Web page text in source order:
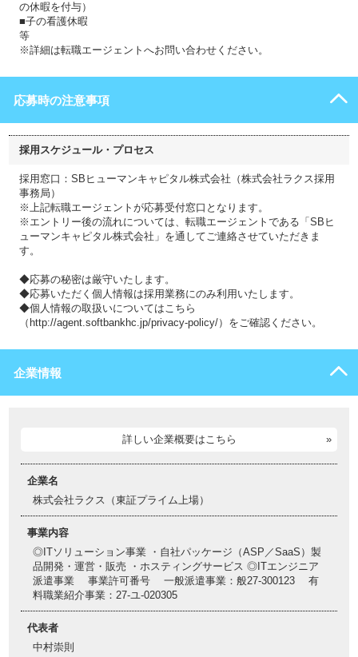
の休暇を付与）
■子の看護休暇
等
※詳細は転職エージェントへお問い合わせください。
応募時の注意事項
採用スケジュール・プロセス
採用窓口：SBヒューマンキャピタル株式会社（株式会社ラクス採用
事務局）
※上記転職エージェントが応募受付窓口となります。
※エントリー後の流れについては、転職エージェントである「SBヒ
ューマンキャピタル株式会社」を通してご連絡させていただきま
す。
◆応募の秘密は厳守いたします。
◆応募いただく個人情報は採用業務にのみ利用いたします。
◆個人情報の取扱いについてはこちら
（http://agent.softbankhc.jp/privacy-policy/）をご確認ください。
企業情報
詳しい企業概要はこちら
企業名
株式会社ラクス（東証プライム上場）
事業内容
◎ITソリューション事業 ・自社パッケージ（ASP／SaaS）製
品開発・運営・販売 ・ホスティングサービス ◎ITエンジニア
派遣事業 事業許可番号 一般派遣事業：般27-300123 有
料職業紹介事業：27-ユ-020305
代表者
中村崇則